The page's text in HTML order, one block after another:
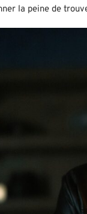
la peine de